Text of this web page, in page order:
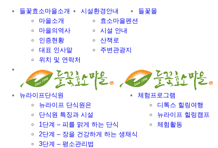
들꽃효소마을소개
마을소개
마을의역사
인증현황
대표 인사말
위치 및 연락처
시설환경안내
효소마을펜션
시설 안내
산책로
주변관광지
들꽃몰
뉴라이프단식원
뉴라이프 단식원은
단식원 특징과 시설
1단계 – 피를 맑게 하는 단식
2단계 – 장을 건강하게 하는 생채식
3단계 – 평소관리법
체험프로그램
디톡스 힐링여행
뉴라이프 힐링캠프
체험활동